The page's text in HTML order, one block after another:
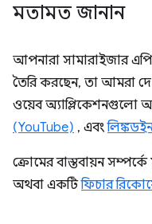
মতামত জানান
আপনারা সামারাইজার
তৈরি করছেন, তা আমরা
ওয়েব অ্যাপ্লিকেশনগুলো
(YouTube) , এবং
ক্রোমের বাস্তবায়ন
অথবা একটিফিচার